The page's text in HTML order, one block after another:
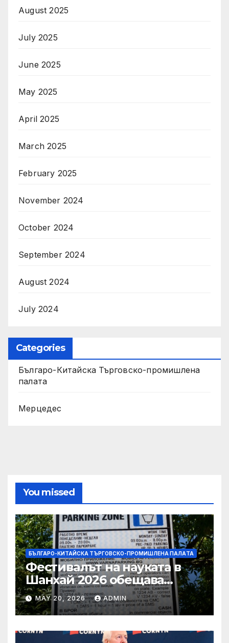
August 2025
July 2025
June 2025
May 2025
April 2025
March 2025
February 2025
November 2024
October 2024
September 2024
August 2024
July 2024
Categories
Българо-Китайска Търговско-промишлена
палaта
Мерцедес
You missed
БЪЛГАРО-КИТАЙСКА ТЪРГОВСКО-ПРОМИШЛЕНА ПАЛAТА
Фестивалът на науката в
Шанхай 2026 обещава
вълнуващи научно-
технологични иновации
MAY 20, 2026 ADMIN